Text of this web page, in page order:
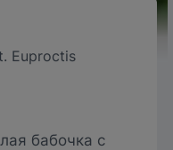
Euproctis
бабочка с